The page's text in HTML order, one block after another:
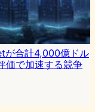
合計4,000億ドル
価で加速する競争